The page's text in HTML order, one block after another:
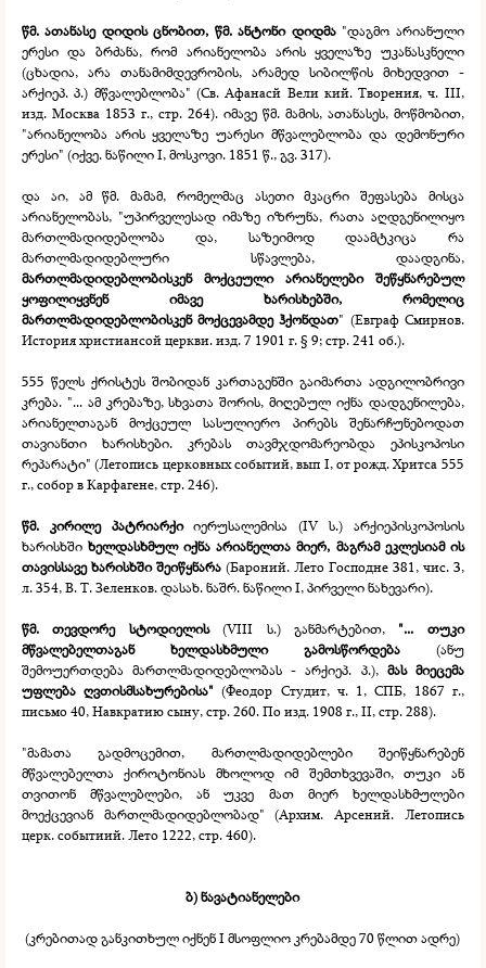
წმ. ათანასე დიდის ცნობით, წმ. ანტონი დიდმა "დაგმო არიანული
ერესი და ბრძანა, რომ არიანელობა არის ყველაზე უკანასკნელი
(ცხადია, არა თანამიმდევრობის, არამედ სიბილწის მიხედვით -
არქიეპ. პ.) მწვალებლობა" (Св. Афанасй Вели кий. Творения, ч. III,
изд. Москва 1853 г., стр. 264). იმავე წმ. მამის, ათანასეს, მოწმობით,
"არიანელობა არის ყველაზე უარესი მწვალებლობა და დემონური
ერესი" (იქვე. ნაწილი I, მოსკოვი. 1851 წ., გვ. 317).
და აი, ამ წმ. მამამ, რომელმაც ასეთი მკაცრი შეფასება მისცა
არიანელობას, "უპირველესად იმაზე იზრუნა, რათა აღდგენილიყო
მართლმადიდებლობა და, საზეიმოდ დაამტკიცა რა
მართლმადიდებლური სწავლება, დაადგინა,
მართლმადიდებლობისკენ მოქცეული არიანელები შეწყნარებულ
ყოფილიყვნენ იმავე ხარისხებში, რომელიც
მართლმადიდებლობისკენ მოქცევამდე ჰქონდათ" (Евграф Смирнов.
История христиансой церкви. изд. 7 1901 г. § 9; стр. 241 об.).
555 წელს ქრისტეს შობიდან კართაგენში გაიმართა ადგილობრივი
კრება. "... ამ კრებაზე, სხვათა შორის, მიღებულ იქნა დადგენილება,
არიანელთაგან მოქცეულ სასულიერო პირებს შენარჩუნებოდათ
თავიანთი ხარისხები. კრებას თავმჯდომარეობდა ეპისკოპოსი
რეპარატი" (Летопись церковных событий, вып I, от рожд. Хритса 555
г., собор в Карфагене, стр. 246).
წმ. კირილე პატრიარქი იერუსალემისა (IV ს.) არქიეპისკოპოსის
ხარისხში ხელდასხმულ იქნა არიანელთა მიერ, მაგრამ ეკლესიამ ის
თავისსავე ხარისხში შეიწყნარა (Бароний. Лето Господне 381, чис. 3,
л. 354, В. Т. Зеленков. დასახ. ნაშრ. ნაწილი I, პირველი ნახევარი).
წმ. თევდორე სტოდიელის (VIII ს.) განმარტებით,
"... თუკი
მწვალებელთაგან ხელდასხმული გამოსწორდება
(ანუ
შემოუერთდება მართლმადიდებლობას - არქიეპ. პ.), მას მიეცემა
უფლება ღვთისმსახურებისა" (Феодор Студит, ч. 1, СПБ, 1867 г.,
письмо 40, Навкратию сыну, стр. 260. По изд. 1908 г., II, стр. 288).
"მამათა გადმოცემით, მართლმადიდებლები შეიწყნარებენ
მწვალებელთა ქიროტონიას მხოლოდ იმ შემთხვევაში, თუკი ან
თვითონ მწვალებლები, ან უკვე მათ მიერ ხელდასხმულები
მოექცევიან მართლმადიდებლობად" (Архим. Арсений. Летопись
церк. событиий. Лето 1222, стр. 460).
ბ) ნავატიანელები
(კრებითად განკითხულ იქნენ I მსოფლიო კრებამდე 70 წლით ადრე)